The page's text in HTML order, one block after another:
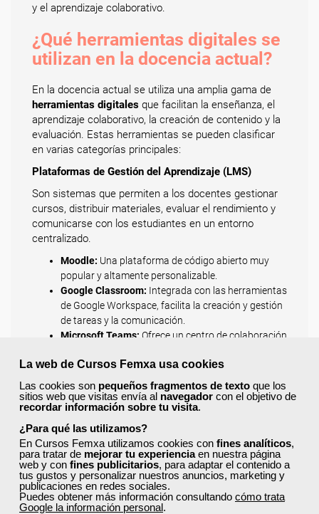
La web de Cursos Femxa usa cookies
Las cookies son pequeños fragmentos de texto que los
sitios web que visitas envía al navegador con el objetivo de
recordar información sobre tu visita.
¿Para qué las utilizamos?
En Cursos Femxa utilizamos cookies con fines analíticos,
para tratar de mejorar tu experienciaen nuestra página
web y con fines publicitarios, para adaptar el contenido a
tus gustos y personalizar nuestros anuncios, marketing y
publicaciones en redes sociales.
Puedes obtener más información consultando cómo trata
Google la información personal.
y el aprendizaje colaborativo.
¿Qué herramientas digitales se
utilizan en la docencia actual?
En la docencia actual se utiliza una amplia gama de
herramientas digitales que facilitan la enseñanza, el
aprendizaje colaborativo, la creación de contenido y la
evaluación. Estas herramientas se pueden clasificar
en varias categorías principales:
Plataformas de Gestión del Aprendizaje (LMS)
Son sistemas que permiten a los docentes gestionar
cursos, distribuir materiales, evaluar el rendimiento y
comunicarse con los estudiantes en un entorno
centralizado.
Moodle: Una plataforma de código abierto muy
popular y altamente personalizable.
Google Classroom: Integrada con las herramientas
de Google Workspace, facilita la creación y gestión
de tareas y la comunicación.
Microsoft Teams: Ofrece un centro de colaboración
aplicaciones, útil para la gestión de aulas virtuales.
Canvas y Schoology: Otras plataformas LMS
ampliamente utilizadas en diversas instituciones
educativas.
Herramientas de Creación de Contenido y
Presentación
Permiten a los docentes y estudiantes crear recursos
visuales y dinámicos para captar la atención y mejorar
la comprensión.